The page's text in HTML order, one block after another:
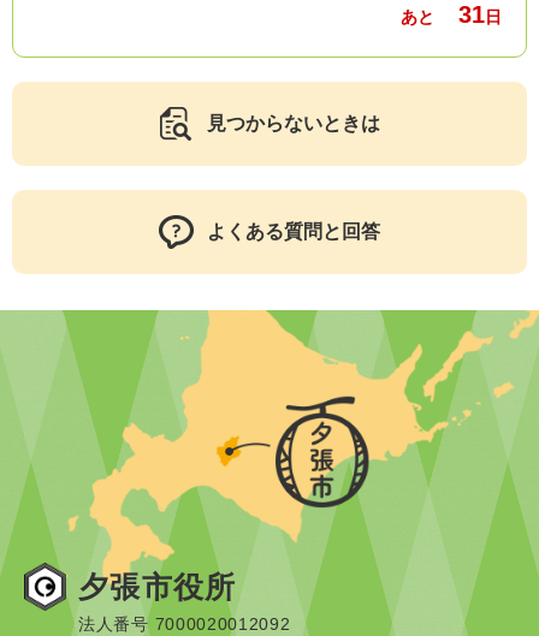
あと 31日
見つからないときは
よくある質問と回答
夕張市役所
法人番号 7000020012092